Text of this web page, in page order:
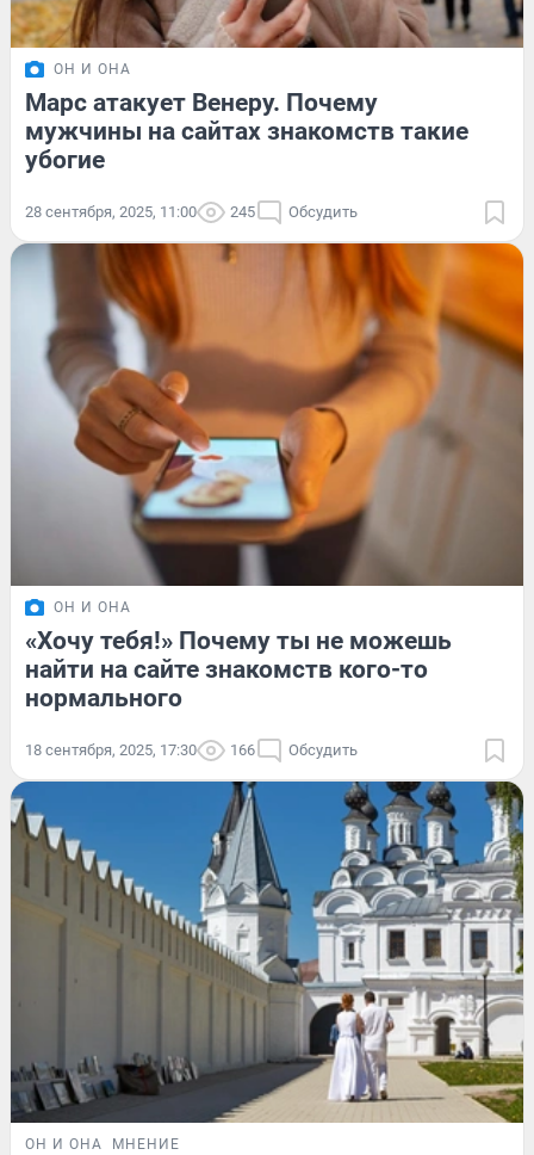
ОН И ОНА
Марс атакует Венеру. Почему
мужчины на сайтах знакомств такие
убогие
28 сентября, 2025, 11:00 245 Обсудить
ОН И ОНА
«Хочу тебя!» Почему ты не можешь
найти на сайте знакомств кого-то
нормального
18 сентября, 2025, 17:30 166 Обсудить
ОН И ОНА МНЕНИЕ